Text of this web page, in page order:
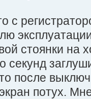
с
стоянки на
секунд
после
потух.